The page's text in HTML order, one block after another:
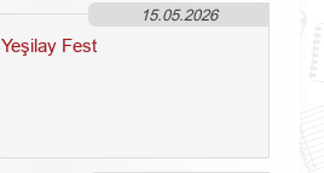
15.05.2026
Yeşilay Fest